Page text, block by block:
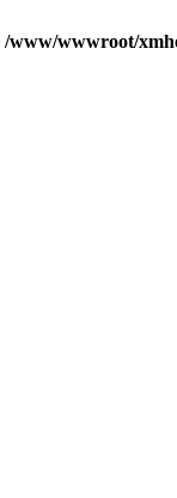
/www/wwwroot/